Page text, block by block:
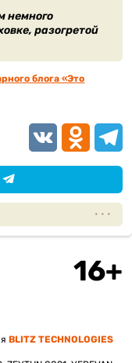
немного
разогретой
блога «Это
VK
BLITZ TECHNOLOGIES